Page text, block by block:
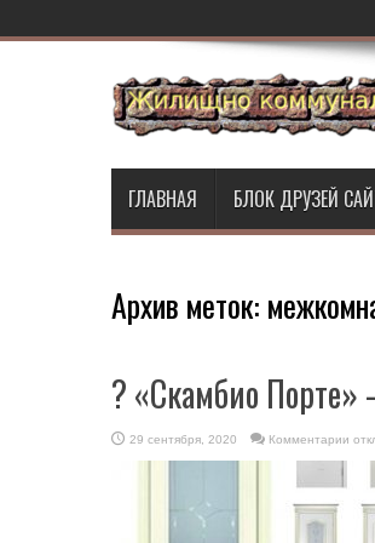
ГЛАВНАЯ БЛОК ДРУЗЕЙ
Архив меток:
? «Скамбио
29 сентября, 2020 Комментарии
ваш